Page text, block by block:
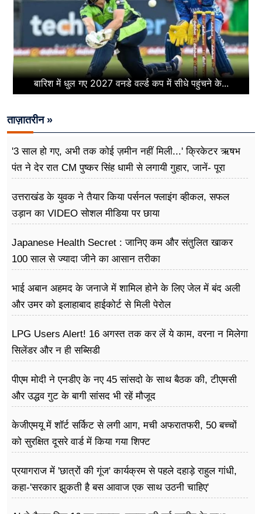
बारिश में धुल गए 2027 वनडे वर्ल्ड कप में सीधे पहुंचने के...
ताज़ातरीन »
'3 साल हो गए, अभी तक कोई ज़मीन नहीं मिली...' क्रिकेटर ऋषभ
पंत ने देर रात CM पुष्कर सिंह धामी से लगायी गुहार, जानें- पूरा
उत्तराखंड के युवक ने तैयार किया पर्सनल फ्लाइंग व्हीकल, सफल
उड़ान का VIDEO सोशल मीडिया पर छाया
Japanese Health Secret : जानिए कम और संतुलित खाकर
100 साल से ज्यादा जीने का आसान तरीका
भाई अबान अहमद के जनाजे में शामिल होने के लिए जेल में बंद अली
और उमर को इलाहाबाद हाईकोर्ट से मिली पेरोल
LPG Users Alert! 16 अगस्त तक कर लें ये काम, वरना न मिलेगा
सिलेंडर और न ही सब्सिडी
पीएम मोदी ने एनडीए के नए 45 सांसदो के साथ बैठक की, टीएमसी
और उद्धव गुट के बागी सांसद भी रहें मौजूद
केजीएमयू में शॉर्ट सर्किट से लगी आग, मची अफरातफरी, 50 बच्चों
को सुरक्षित दूसरे वार्ड में किया गया शिफ्ट
प्रयागराज में 'छात्रों की गूंज' कार्यक्रम से पहले दहाड़े राहुल गांधी,
कहा-'सरकार झुकती है बस आवाज एक साथ उठनी चाहिए'